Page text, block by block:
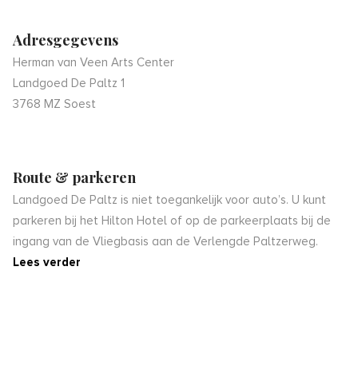
Adresgegevens
Herman van Veen Arts Center
Landgoed De Paltz 1
3768 MZ Soest
Route & parkeren
Landgoed De Paltz is niet toegankelijk voor auto’s. U kunt
parkeren bij het Hilton Hotel of op de parkeerplaats bij de
ingang van de Vliegbasis aan de Verlengde Paltzerweg.
Lees verder